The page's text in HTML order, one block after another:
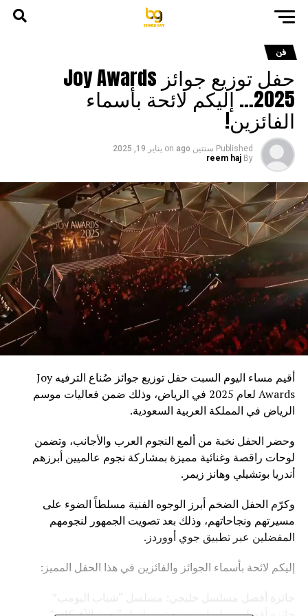
فن
حفل توزيع جوائز Joy Awards
2025… إليكم لائحة بأسماء
الفائزين!
Published سنتين ago on يناير 19, 2025
By
reem haj
أقيم مساء اليوم السبت حفل توزيع جوائز صُناع الترفيه Joy
Awards لعام 2025 في الرياض، وذلك ضمن فعاليات موسم
الرياض في المملكة العربية السعودية.
وحضر الحفل نخبة من ألمع النجوم العرب والأجانب، وتضمن
لوحات راقصة وغنائية مميزة بمشاركة نجوم عالميين أبرزهم
أندريا بوتشيلي وهانز زيمر.
وكرّم الحفل الضخم أبرز الوجوه الفنية مسلطاً الضوء على
مسيرتهم ونجاحاتهم، وذلك بعد تصويت الجمهور لنجومهم
المفضلين عبر تطبيق جوي أووردز.
إليكم لائحة بأسماء الجوائز والفائزين في هذا الحفل المميز:
جائزة أفضل مسلسل خليجي: مسلسل “شباب البومب”